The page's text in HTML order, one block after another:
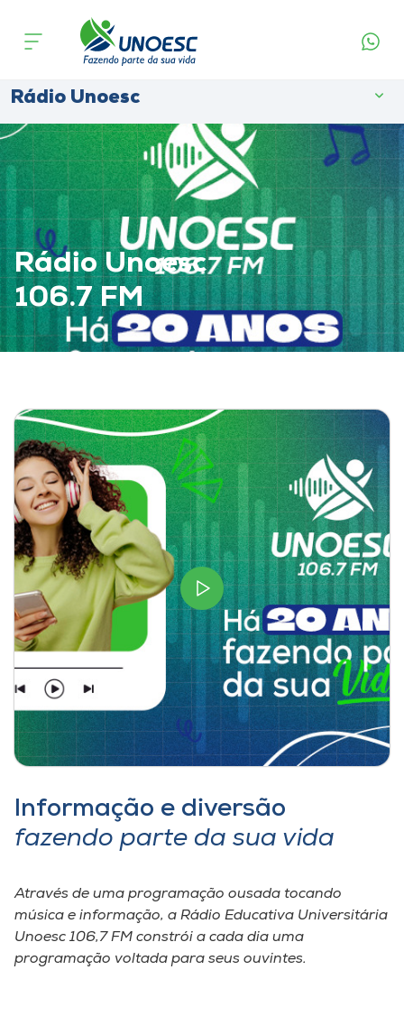
Cursos
Onde estamos
Pesquisa
Atendimento ao Estudante
Portal de Ensino
A
Unoesc
I.nova
Diplomados
Cultura
CPA
Biblioteca
Editora
Rádio
Museu
Store
Rádio Unoesc
Rádio Unoesc
106.7 FM
Informação e diversão
fazendo parte da sua vida
Através de uma programação ousada tocando
música e informação, a Rádio Educativa Universitária
Unoesc 106,7 FM constrói a cada dia uma
programação voltada para seus ouvintes.